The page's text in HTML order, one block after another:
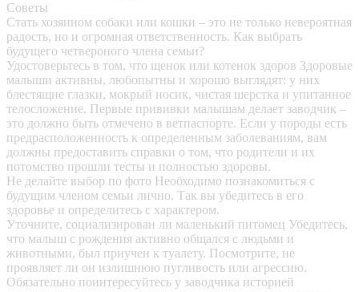
Советы
Стать хозяином собаки или кошки – это не только невероятная
радость, но и огромная ответственность. Как выбрать
будущего четвероного члена семьи?
Удостоверьтесь в том, что щенок или котенок здоров Здоровые
малыши активны, любопытны и хорошо выглядят: у них
блестящие глазки, мокрый носик, чистая шерстка и упитанное
телосложение. Первые прививки малышам делает заводчик –
это должно быть отмечено в ветпаспорте. Если у породы есть
предрасположенность к определенным заболеваниям, вам
должны предоставить справки о том, что родители и их
потомство прошли тесты и полностью здоровы.
Не делайте выбор по фото Необходимо познакомиться с
будущим членом семьи лично. Так вы убедитесь в его
здоровье и определитесь с характером.
Уточните, социализирован ли маленький питомец Убедитесь,
что малыш с рождения активно общался с людьми и
животными, был приучен к туалету. Посмотрите, не
проявляет ли он излишнюю пугливость или агрессию.
Обязательно поинтересуйтесь у заводчика историей